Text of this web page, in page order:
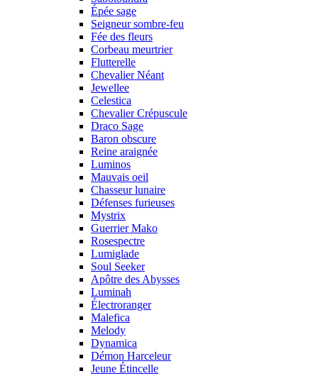
Épée sage
Seigneur sombre-feu
Fée des fleurs
Corbeau meurtrier
Flutterelle
Chevalier Néant
Jewellee
Celestica
Chevalier Crépuscule
Draco Sage
Baron obscure
Reine araignée
Luminos
Mauvais oeil
Chasseur lunaire
Défenses furieuses
Mystrix
Guerrier Mako
Rosespectre
Lumiglade
Soul Seeker
Apôtre des Abysses
Luminah
Électroranger
Malefica
Melody
Dynamica
Démon Harceleur
Jeune Étincelle